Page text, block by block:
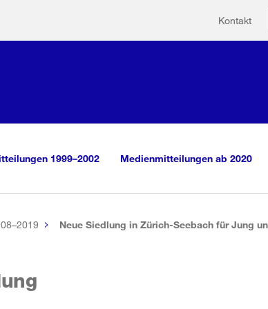
Kontakt
1999–2002 Medienmitteilungen ab 2020
Neue Siedlung in Zürich-Seebach für Jung